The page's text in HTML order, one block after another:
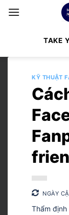
Bỏ
qua
TAKE
KỸ THUẬT
NGÀY
Thẩm